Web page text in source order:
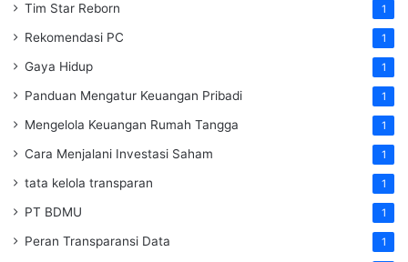
Tim Star Reborn 1
Rekomendasi PC 1
Gaya Hidup 1
Panduan Mengatur Keuangan Pribadi 1
Mengelola Keuangan Rumah Tangga 1
Cara Menjalani Investasi Saham 1
tata kelola transparan 1
PT BDMU 1
Peran Transparansi Data 1